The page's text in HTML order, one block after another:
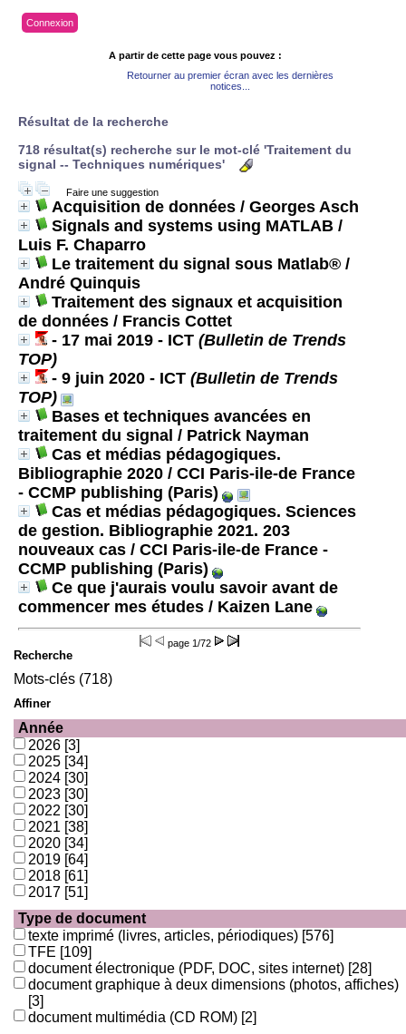
Connexion
A partir de cette page vous pouvez :
Retourner au premier écran avec les dernières
notices...
Résultat de la recherche
718 résultat(s) recherche sur le mot-clé 'Traitement du
signal -- Techniques numériques'
Faire une suggestion
Acquisition de données / Georges Asch
Signals and systems using MATLAB /
Luis F. Chaparro
Le traitement du signal sous Matlab® /
André Quinquis
Traitement des signaux et acquisition
de données / Francis Cottet
- 17 mai 2019 - ICT (Bulletin de Trends
TOP)
- 9 juin 2020 - ICT (Bulletin de Trends
TOP)
Bases et techniques avancées en
traitement du signal / Patrick Nayman
Cas et médias pédagogiques.
Bibliographie 2020 / CCI Paris-ile-de France
- CCMP publishing (Paris)
Cas et médias pédagogiques. Sciences
de gestion. Bibliographie 2021. 203
nouveaux cas / CCI Paris-ile-de France -
CCMP publishing (Paris)
Ce que j'aurais voulu savoir avant de
commencer mes études / Kaizen Lane
page 1/72
Recherche
Mots-clés (718)
Affiner
Année
2026 [3]
2025 [34]
2024 [30]
2023 [30]
2022 [30]
2021 [38]
2020 [34]
2019 [64]
2018 [61]
2017 [51]
Type de document
texte imprimé (livres, articles, périodiques) [576]
TFE [109]
document électronique (PDF, DOC, sites internet) [28]
document graphique à deux dimensions (photos, affiches)
[3]
document multimédia (CD ROM) [2]